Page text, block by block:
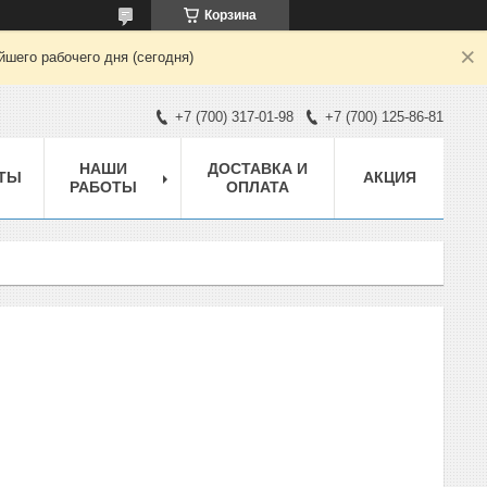
Корзина
рабочего дня (сегодня)
+7 (700) 317-01-98 +7 (700) 125-86-81
НАШИ
РАБОТЫ
ДОСТАВКА И
ОПЛАТА
АКЦИЯ